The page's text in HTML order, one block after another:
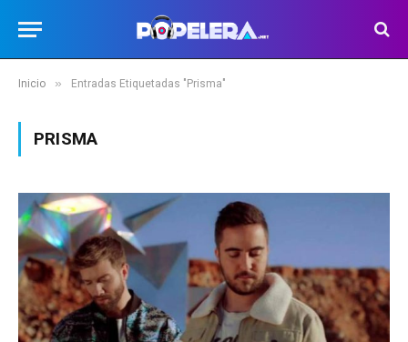
Inicio » Entradas Etiquetadas "Prisma"
PRISMA